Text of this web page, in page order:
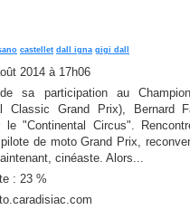
castellet dall igna gigi dall
2014 à 17h06
sa participation au
Classic Grand Prix), Bernard
le "Continental Circus".
de moto Grand Prix,
cinéaste. Alors...
: 23 %